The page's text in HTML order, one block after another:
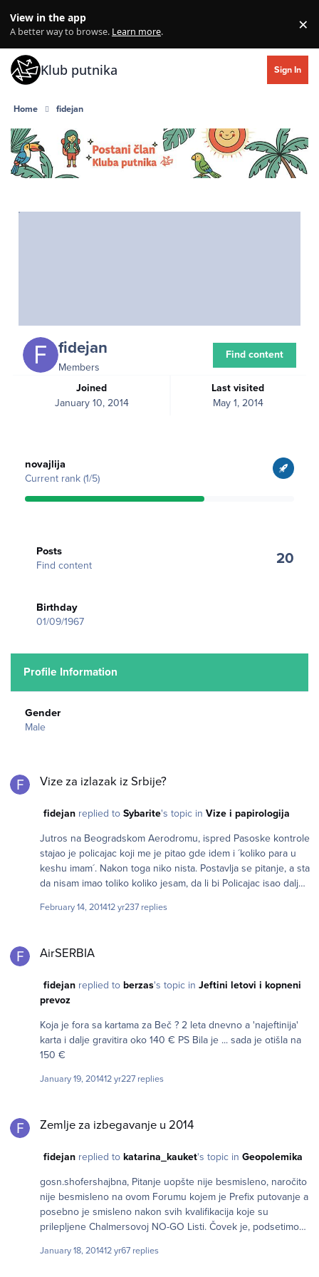
View in the app
A better way to browse. Learn more. ×
Klub putnika Sign In
Home fidejan
fidejan
Members
Joined
January 10, 2014
Last visited
May 1, 2014
Find content
novajlija
Current rank (1/5)
Posts
Find content
20
Birthday
01/09/1967
Profile Information
Gender
Male
Vize za izlazak iz Srbije?
fidejanreplied to Sybarite's topic in Vize i papirologija
Jutros na Beogradskom Aerodromu, ispred Pasoske kontrole
stajao je policajac koji me je pitao gde idem i ´koliko para u
keshu imam´. Nakon toga niko nista. Postavlja se pitanje, a sta
da nisam imao toliko koliko jesam, da li bi Policajac isao dalje
February 14, 201412 yr237 replies
AirSERBIA
fidejanreplied to berzas's topic in Jeftini letovi i kopneni
prevoz
Koja je fora sa kartama za Beč ? 2 leta dnevno a 'najeftinija'
karta i dalje gravitira oko 140 € PS Bila je ... sada je otišla na
150 €
January 19, 201412 yr227 replies
Zemlje za izbegavanje u 2014
fidejanreplied to katarina_kauket's topic in Geopolemika
gosn.shofershajbna, Pitanje uopšte nije besmisleno, naročito
nije besmisleno na ovom Forumu kojem je Prefix putovanje a
posebno je smisleno nakon svih kvalifikacija koje su
prilepljene Chalmersovoj NO-GO Listi. Čovek je, podsetimo
tog razloga sam i zamolio da nam neko ovde ostavi svoju
January 18, 201412 yr67 replies